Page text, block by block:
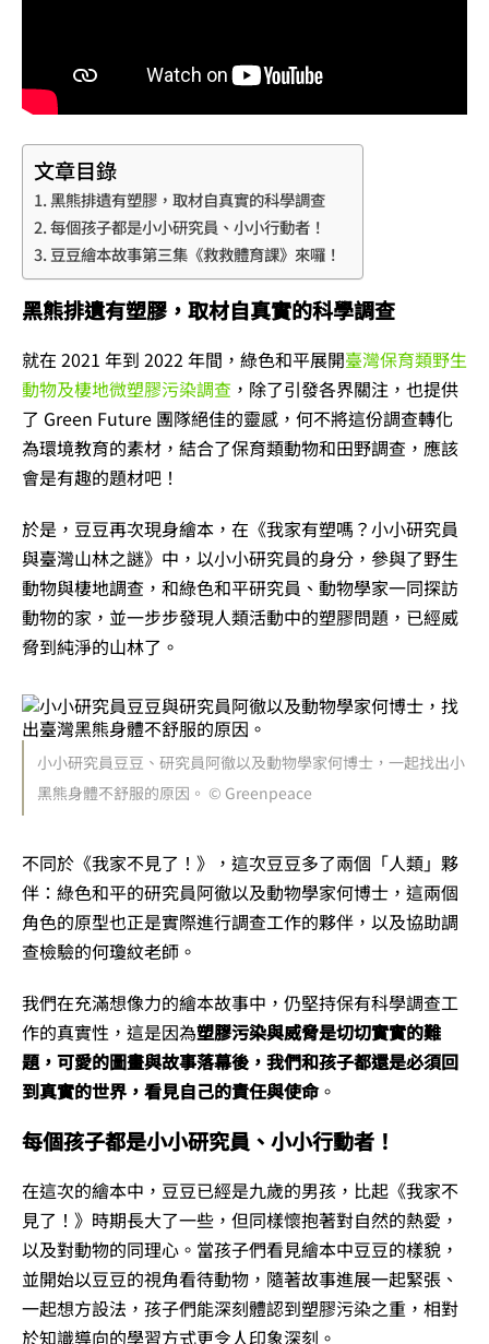
文章目錄
黑熊排遺有塑膠，取材自真實的科學調查
每個孩子都是小小研究員、小小行動者！
豆豆繪本故事第三集《救救體育課》來囉！
黑熊排遺有塑膠，取材自真實的科學調查
就在 2021 年到 2022 年間，綠色和平展開臺灣保育類野生
動物及棲地微塑膠污染調查 ，除了引發各界關注，也提供
了 Green Future 團隊絕佳的靈感，何不將這份調查轉化
為環境教育的素材，結合了保育類動物和田野調查，應該
會是有趣的題材吧！
於是，豆豆再次現身繪本，在《我家有塑嗎？小小研究員
與臺灣山林之謎》中，以小小研究員的身分，參與了野生
動物與棲地調查，和綠色和平研究員、動物學家一同探訪
動物的家，並一步步發現人類活動中的塑膠問題，已經威
脅到純淨的山林了。
小小研究員豆豆、研究員阿徹以及動物學家何博士，一起找出小
黑熊身體不舒服的原因。 © Greenpeace
不同於《我家不見了！》，這次豆豆多了兩個「人類」夥
伴：綠色和平的研究員阿徹以及動物學家何博士，這兩個
角色的原型也正是實際進行調查工作的夥伴，以及協助調
查檢驗的何瓊紋老師。
我們在充滿想像力的繪本故事中，仍堅持保有科學調查工
作的真實性，這是因為塑膠污染與威脅是切切實實的難
題，可愛的圖畫與故事落幕後，我們和孩子都還是必須回
到真實的世界，看見自己的責任與使命。
每個孩子都是小小研究員、小小行動者！
在這次的繪本中，豆豆已經是九歲的男孩，比起《我家不
見了！》時期長大了一些，但同樣懷抱著對自然的熱愛，
以及對動物的同理心。當孩子們看見繪本中豆豆的樣貌，
並開始以豆豆的視角看待動物，隨著故事進展一起緊張、
一起想方設法，孩子們能深刻體認到塑膠污染之重，相對
於知識導向的學習方式更令人印象深刻。